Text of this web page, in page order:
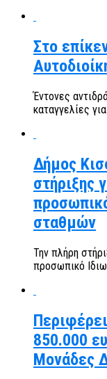
Στο
Έντονες
καταγγελίες
Δήμος
στήριξης
σταθμών
Την πλήρη
προσωπικό
850.000
Μονάδες